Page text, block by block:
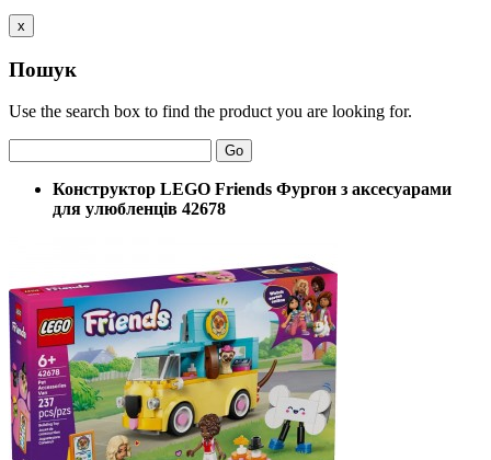
x
Пошук
Use the search box to find the product you are looking for.
Go
Конструктор LEGO Friends Фургон з аксесуарами
для улюбленців 42678